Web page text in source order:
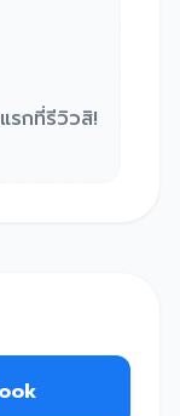
รกที่รีวิวสิ!